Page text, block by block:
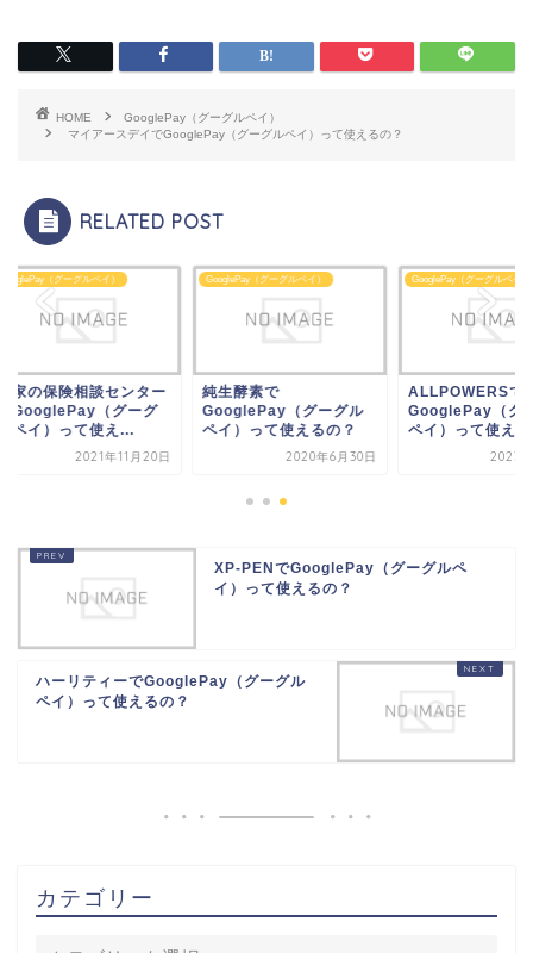
HOME
GooglePay（グーグルペイ）
マイアースデイでGooglePay（グーグルペイ）って使えるの？
RELATED POST
（グーグルペイ）
の保険相談センター
（グーグ
イ）って使え...
2021年11月20日
GooglePay（グーグルペイ）
純生酵素で
GooglePay（グーグル
ペイ）って使えるの？
2020年6月30日
GooglePay（グーグルペイ）
ALLPOWERSで
GooglePay（グー
ペイ）って使えるの
2023年7
XP-PENでGooglePay（グーグルペ
イ）って使えるの？
ハーリティーでGooglePay（グーグル
ペイ）って使えるの？
カテゴリー